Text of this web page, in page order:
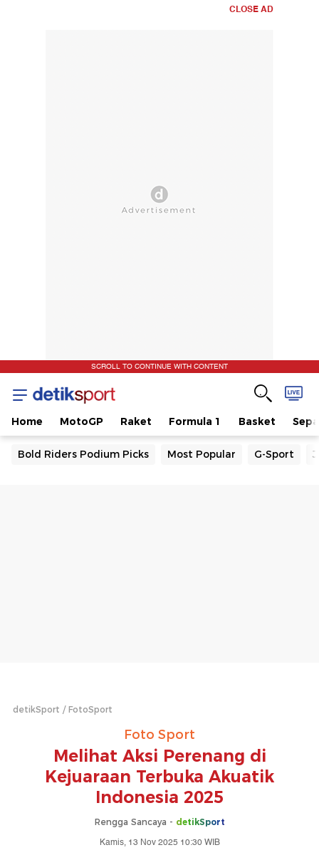
CLOSE AD
SCROLL TO CONTINUE WITH CONTENT
Home MotoGP Raket Formula 1 Basket
Bold Riders Podium Picks Most Popular G-Sport
detikSport FotoSport
Foto Sport
Melihat Aksi Perenang di
Kejuaraan Terbuka Akuatik
Indonesia 2025
Rengga Sancaya - detikSport
Kamis, 13 Nov 2025 10:30 WIB